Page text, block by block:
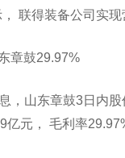
联得装备公司实
章鼓29.97%
，山东章鼓3日内
亿元， 毛利率